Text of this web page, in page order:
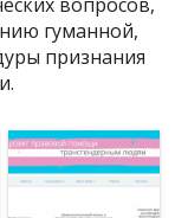
гуманной,
признания